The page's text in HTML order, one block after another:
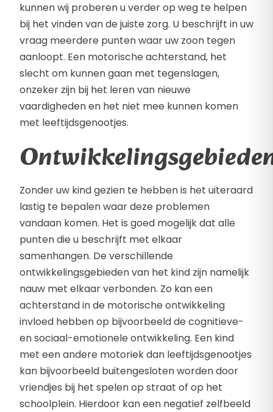
kunnen wij proberen u verder op weg te helpen
bij het vinden van de juiste zorg. U beschrijft in uw
vraag meerdere punten waar uw zoon tegen
aanloopt. Een motorische achterstand, het
slecht om kunnen gaan met tegenslagen,
onzeker zijn bij het leren van nieuwe
vaardigheden en het niet mee kunnen komen
met leeftijdsgenootjes.
Zonder uw kind gezien te hebben is het uiteraard
lastig te bepalen waar deze problemen
vandaan komen. Het is goed mogelijk dat alle
punten die u beschrijft met elkaar
samenhangen. De verschillende
ontwikkelingsgebieden van het kind zijn namelijk
nauw met elkaar verbonden. Zo kan een
achterstand in de motorische ontwikkeling
invloed hebben op bijvoorbeeld de cognitieve-
en sociaal-emotionele ontwikkeling. Een kind
met een andere motoriek dan leeftijdsgenootjes
kan bijvoorbeeld buitengesloten worden door
vriendjes bij het spelen op straat of op het
schoolplein. Hierdoor kan een negatief zelfbeeld